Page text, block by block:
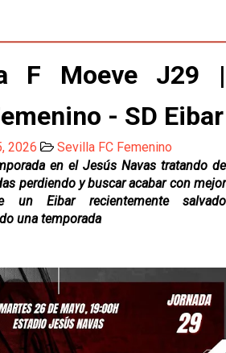
a Alberto Flores" por Rafa
cómo juega Fran González
protagonizan las ofertas más
detalles en Canarias para
Province Cup
a domicilio ya tiene horario
a Agoumé entre las cinco
para cerrar su fichaje a la
F Moeve J29 |
- SD Eibar
2026
Sevilla FC Femenino
en el Jesús Navas tratando de
perdiendo y buscar acabar con mejor
Eibar recientemente salvado
una temporada